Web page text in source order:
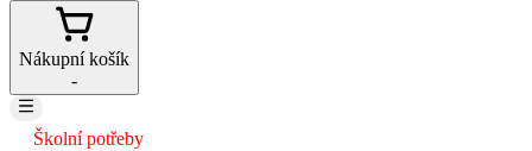
Nákupní košík
-
Školní potřeby